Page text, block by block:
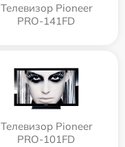
Телевизор Pioneer
PRO-141FD
Телевизор Pioneer
PRO-101FD